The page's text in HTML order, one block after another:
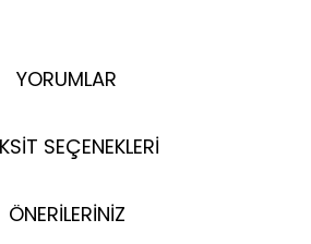
YORUMLAR
SEÇENEKLERİ
ÖNERİLERİNİZ